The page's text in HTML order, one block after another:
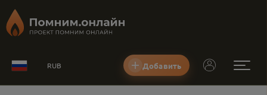
RUB Добавить